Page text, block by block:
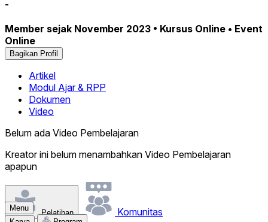
-
Member sejak November 2023 • Kursus Online • Event
Online
Bagikan Profil
Artikel
Modul Ajar & RPP
Dokumen
Video
Belum ada Video Pembelajaran
Kreator ini belum menambahkan Video Pembelajaran
apapun
Pelatihan Komunitas
Menu